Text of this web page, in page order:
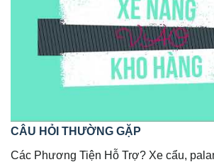
CÂU HỎI THƯỜNG GẶP
Các Phương Tiện Hỗ Trợ? Xe cẩu,